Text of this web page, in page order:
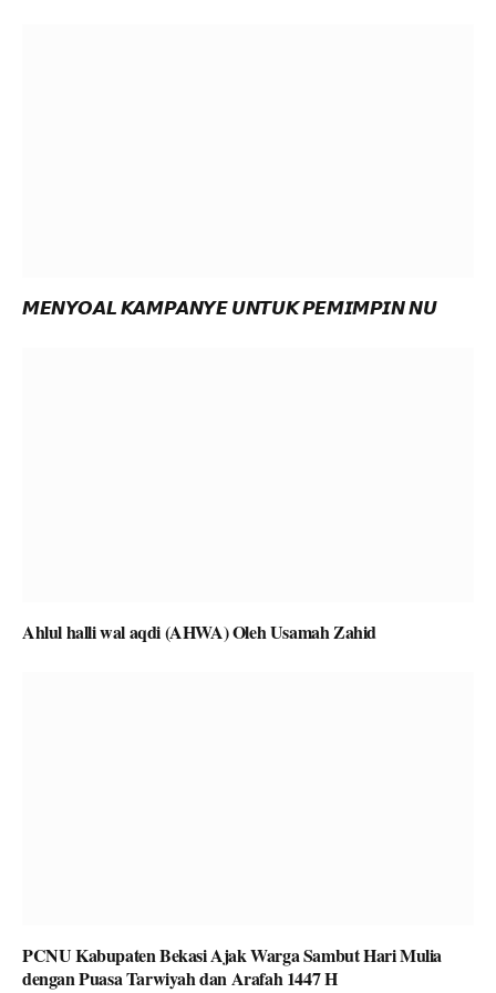
𝙈𝙀𝙉𝙔𝙊𝘼𝙇 𝙆𝘼𝙈𝙋𝘼𝙉𝙔𝙀 𝙐𝙉𝙏𝙐𝙆 𝙋𝙀𝙈𝙄𝙈𝙋𝙄𝙉 𝙉𝙐
Ahlul halli wal aqdi (AHWA) Oleh Usamah Zahid
PCNU Kabupaten Bekasi Ajak Warga Sambut Hari Mulia
dengan Puasa Tarwiyah dan Arafah 1447 H